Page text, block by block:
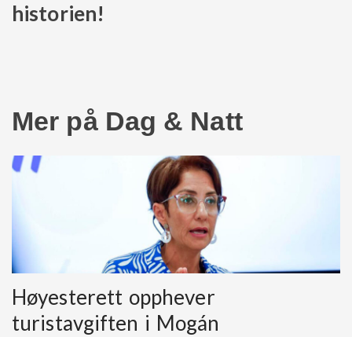
historien!
Mer på Dag & Natt
Høyesterett opphever
turistavgiften i Mogán